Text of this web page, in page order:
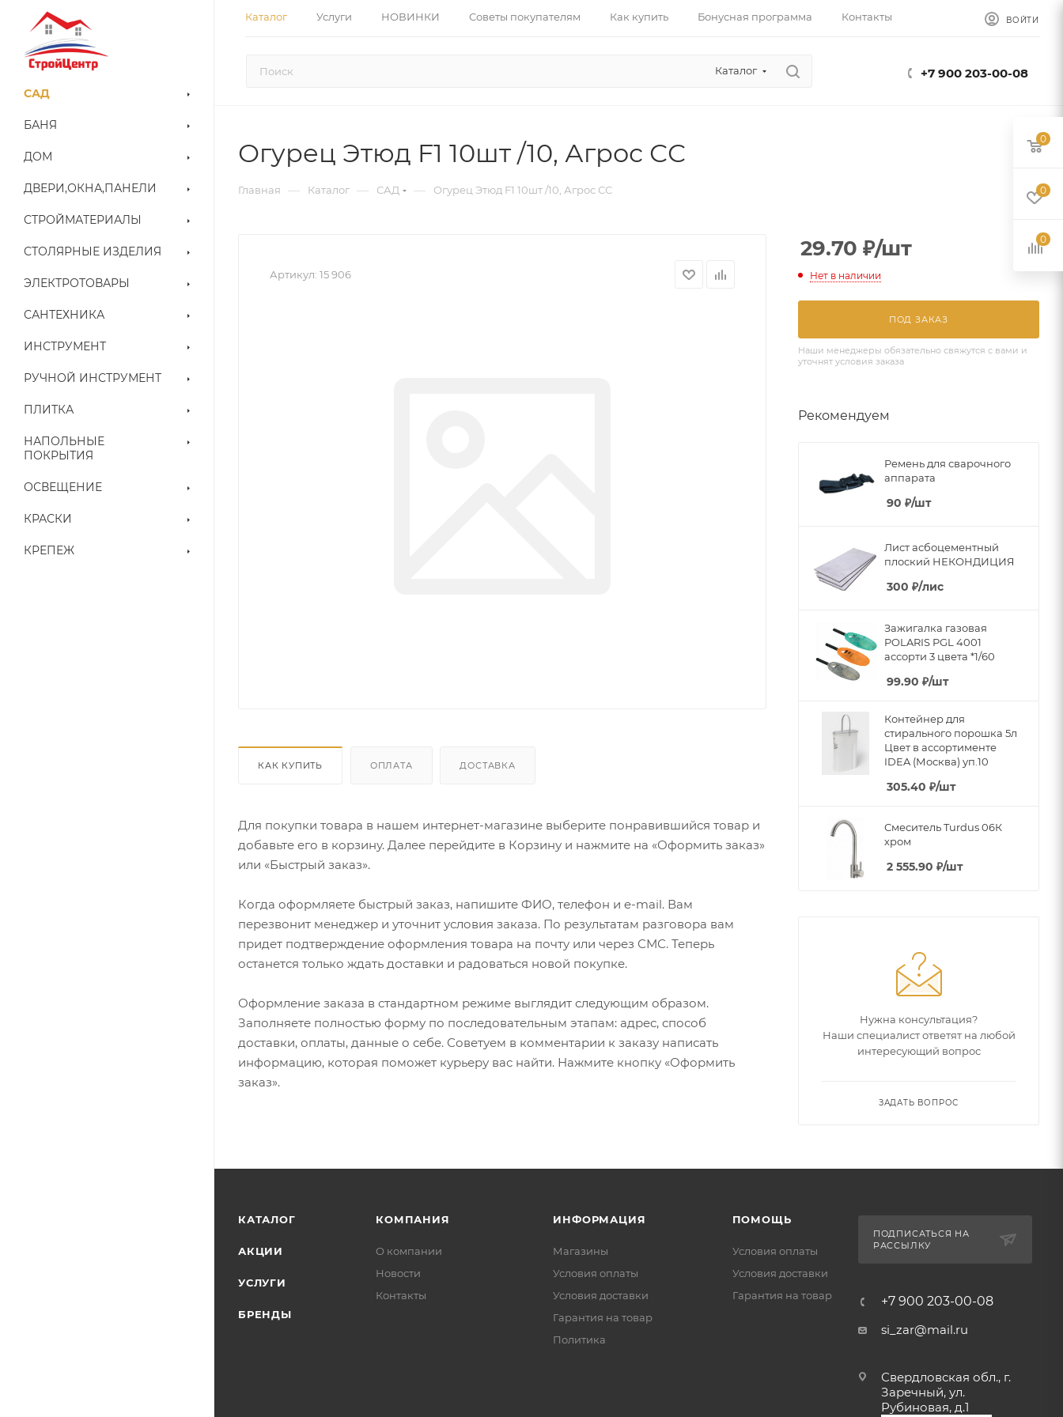
Каталог Услуги НОВИНКИ Советы покупателям Как купить Бонусная программа Контакты ВОЙТИ
Каталог +7 900 203-00-08
САД
БАНЯ
ДОМ
ДВЕРИ,ОКНА,ПАНЕЛИ
СТРОЙМАТЕРИАЛЫ
СТОЛЯРНЫЕ ИЗДЕЛИЯ
ЭЛЕКТРОТОВАРЫ
САНТЕХНИКА
ИНСТРУМЕНТ
РУЧНОЙ ИНСТРУМЕНТ
ПЛИТКА
НАПОЛЬНЫЕ
ПОКРЫТИЯ
ОСВЕЩЕНИЕ
КРАСКИ
КРЕПЕЖ
Огурец Этюд F1 10шт /10, Агрос СС
Главная — Каталог — САД — Огурец Этюд F1 10шт /10, Агрос СС
Артикул: 15 906
КАК КУПИТЬ ОПЛАТА ДОСТАВКА
Для покупки товара в нашем интернет-магазине выберите понравившийся товар и
добавьте его в корзину. Далее перейдите в Корзину и нажмите на «Оформить заказ»
или «Быстрый заказ».
Когда оформляете быстрый заказ, напишите ФИО, телефон и e-mail. Вам
перезвонит менеджер и уточнит условия заказа. По результатам разговора вам
придет подтверждение оформления товара на почту или через СМС. Теперь
останется только ждать доставки и радоваться новой покупке.
Оформление заказа в стандартном режиме выглядит следующим образом.
Заполняете полностью форму по последовательным этапам: адрес, способ
доставки, оплаты, данные о себе. Советуем в комментарии к заказу написать
информацию, которая поможет курьеру вас найти. Нажмите кнопку «Оформить
заказ».
29.70 ₽/шт
Нет в наличии
ПОД ЗАКАЗ
Наши менеджеры обязательно свяжутся с вами и
уточнят условия заказа
Рекомендуем
Ремень для сварочного
аппарата
90 ₽/шт
Лист асбоцементный
плоский НЕКОНДИЦИЯ
300 ₽/лис
Зажигалка газовая
POLARIS PGL 4001
ассорти 3 цвета *1/60
99.90 ₽/шт
Контейнер для
стирального порошка 5л
Цвет в ассортименте
IDEA (Москва) уп.10
305.40 ₽/шт
Смеситель Turdus 06К
хром
2 555.90 ₽/шт
Нужна консультация?
Наши специалист ответят на любой
интересующий вопрос
ЗАДАТЬ ВОПРОС
КАТАЛОГ
АКЦИИ
УСЛУГИ
БРЕНДЫ
КОМПАНИЯ
О компании
Новости
Контакты
ИНФОРМАЦИЯ
Магазины
Условия оплаты
Условия доставки
Гарантия на товар
Политика
ПОМОЩЬ
Условия оплаты
Условия доставки
Гарантия на товар
ПОДПИСАТЬСЯ НА
РАССЫЛКУ
+7 900 203-00-08
si_zar@mail.ru
Свердловская обл., г.
Заречный, ул.
Рубиновая, д.1
0
0
0